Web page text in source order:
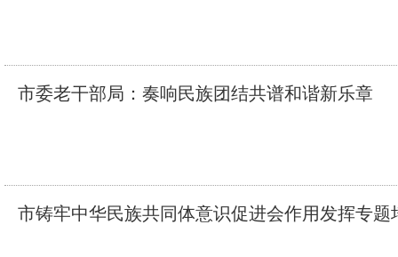
市委老干部局：奏响民族团结共谱和谐新乐章
市铸牢中华民族共同体意识促进会作用发挥专题